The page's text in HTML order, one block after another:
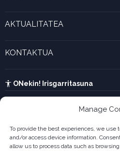
Manage
To provide the best experiences, we use
and/or access device information.
allow us to process data such as
UTA kalkulagailua
AKTUALITATEA
KONTAKTUA
ONekin! Irisgarritasuna